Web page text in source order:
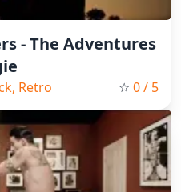
- The Adventures
Retro ☆ 0/ 5